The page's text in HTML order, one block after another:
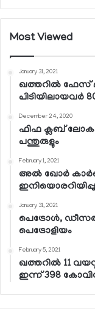
Most Viewed
January 31, 2021
ഖത്തറില്‍ ഫേസ്
പിടിയിലായവര്‍
December 24, 2020
ഫിഫ ക്ലബ്
പന്തുരുളും
February 1, 2021
അല്‍ ഖോര്‍
January 31, 2021
പെട്രോള്‍,
പെട്രോളിയം
February 5, 2021
ഖത്തറില്‍ 11
ഇന്ന് 398